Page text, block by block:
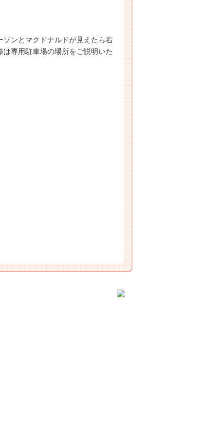
ンとマクドナルドが見えたら右
専用駐車場の場所をご説明いた